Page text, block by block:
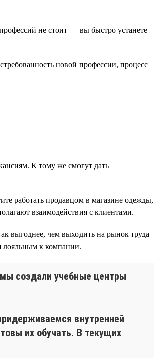
не стоит — вы быстро устанете
новой профессии, процесс
К тому же смогут дать
работать продавцом в магазине одежды,
взаимодействия с клиентами.
выгоднее, чем выходить на рынок труда
лояльным к компании.
создали учебные центры
внутренней
их обучать. В текущих